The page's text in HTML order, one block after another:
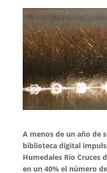
A menos de un año de
biblioteca digital
Humedales Río Cruces
en un 40% el número